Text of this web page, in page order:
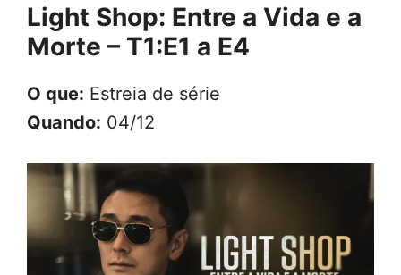
Light Shop: Entre a Vida e a
Morte – T1:E1 a E4
O que: Estreia de série
Quando: 04/12